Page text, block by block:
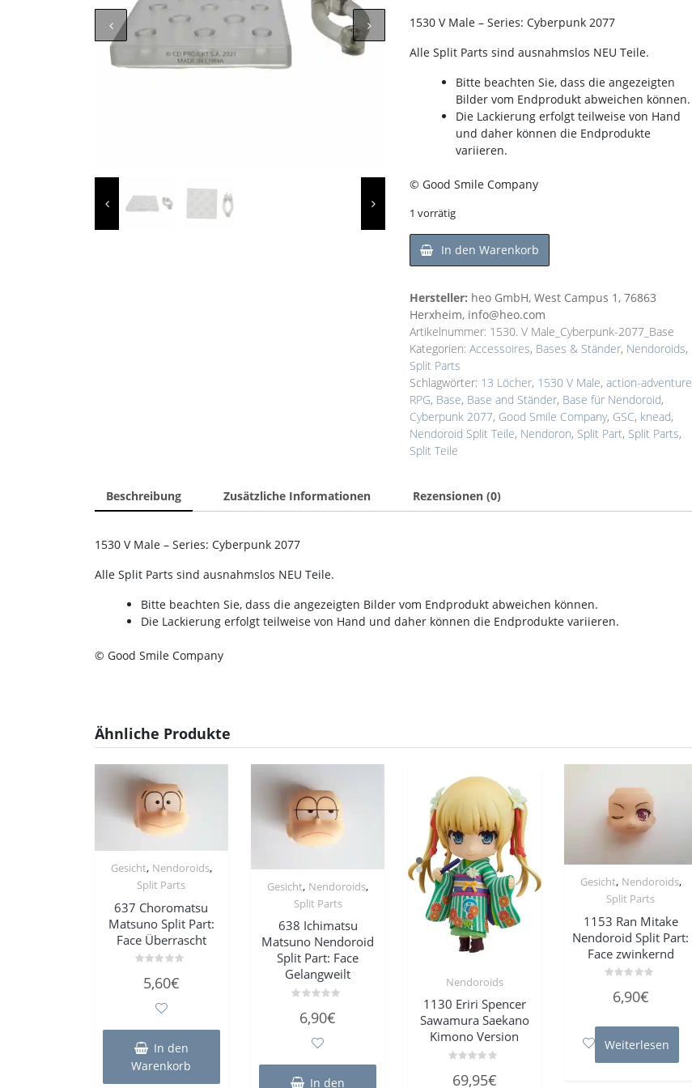
1530 V Male – Series: Cyberpunk 2077
Alle Split Parts sind ausnahmslos NEU Teile.
Bitte beachten Sie, dass die angezeigten
Bilder vom Endprodukt abweichen können.
Die Lackierung erfolgt teilweise von Hand
und daher können die Endprodukte
variieren.
© Good Smile Company
1 vorrätig
In den Warenkorb
Hersteller: heo GmbH, West Campus 1, 76863
Herxheim, info@heo.com
Artikelnummer: 1530. V Male_Cyberpunk-2077_Base
Kategorien: Accessoires, Bases & Ständer, Nendoroids,
Split Parts
Schlagwörter: 13 Löcher, 1530 V Male, action-adventure
RPG, Base, Base and Ständer, Base für Nendoroid,
Cyberpunk 2077, Good Smile Company, GSC, knead,
Nendoroid Split Teile, Nendoron, Split Part, Split Parts,
Split Teile
Beschreibung Zusätzliche Informationen Rezensionen (0)
1530 V Male – Series: Cyberpunk 2077
Alle Split Parts sind ausnahmslos NEU Teile.
Bitte beachten Sie, dass die angezeigten Bilder vom Endprodukt abweichen können.
Die Lackierung erfolgt teilweise von Hand und daher können die Endprodukte variieren.
© Good Smile Company
Ähnliche Produkte
Gesicht, Nendoroids,
Split Parts
637 Choromatsu
Matsuno Split Part:
Face Überrascht
mit5,60€
In den
Warenkorb
Gesicht, Nendoroids,
Split Parts
638 Ichimatsu
Matsuno Nendoroid
Split Part: Face
Gelangweilt
mit6,90€
In den
Nendoroids
1130 Eriri Spencer
Sawamura Saekano
Kimono Version
mit
69,95€
Gesicht, Nendoroids,
Split Parts
1153 Ran Mitake
Nendoroid Split Part:
Face zwinkernd
mit
5
6,90€
Weiterlesen